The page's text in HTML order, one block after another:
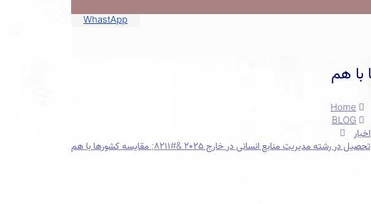
WhastApp
Home
BLOG
اخبار
تحصیل در رشته مدیریت منابع انسانی در خارج 2025 &#8211; مقایسه کشورها با هم